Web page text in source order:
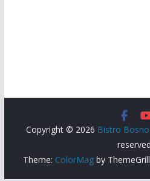
Copyright © 2026 Bistro
Theme: ColorMagby